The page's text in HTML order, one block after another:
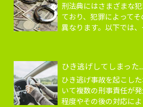
刑法典にはさまざまな
ており、犯罪によって
異なります。以下では
ひき逃げしてしまった
ひき逃げ事故を起こし
いて複数の刑事責任が
程度やその後の対応に